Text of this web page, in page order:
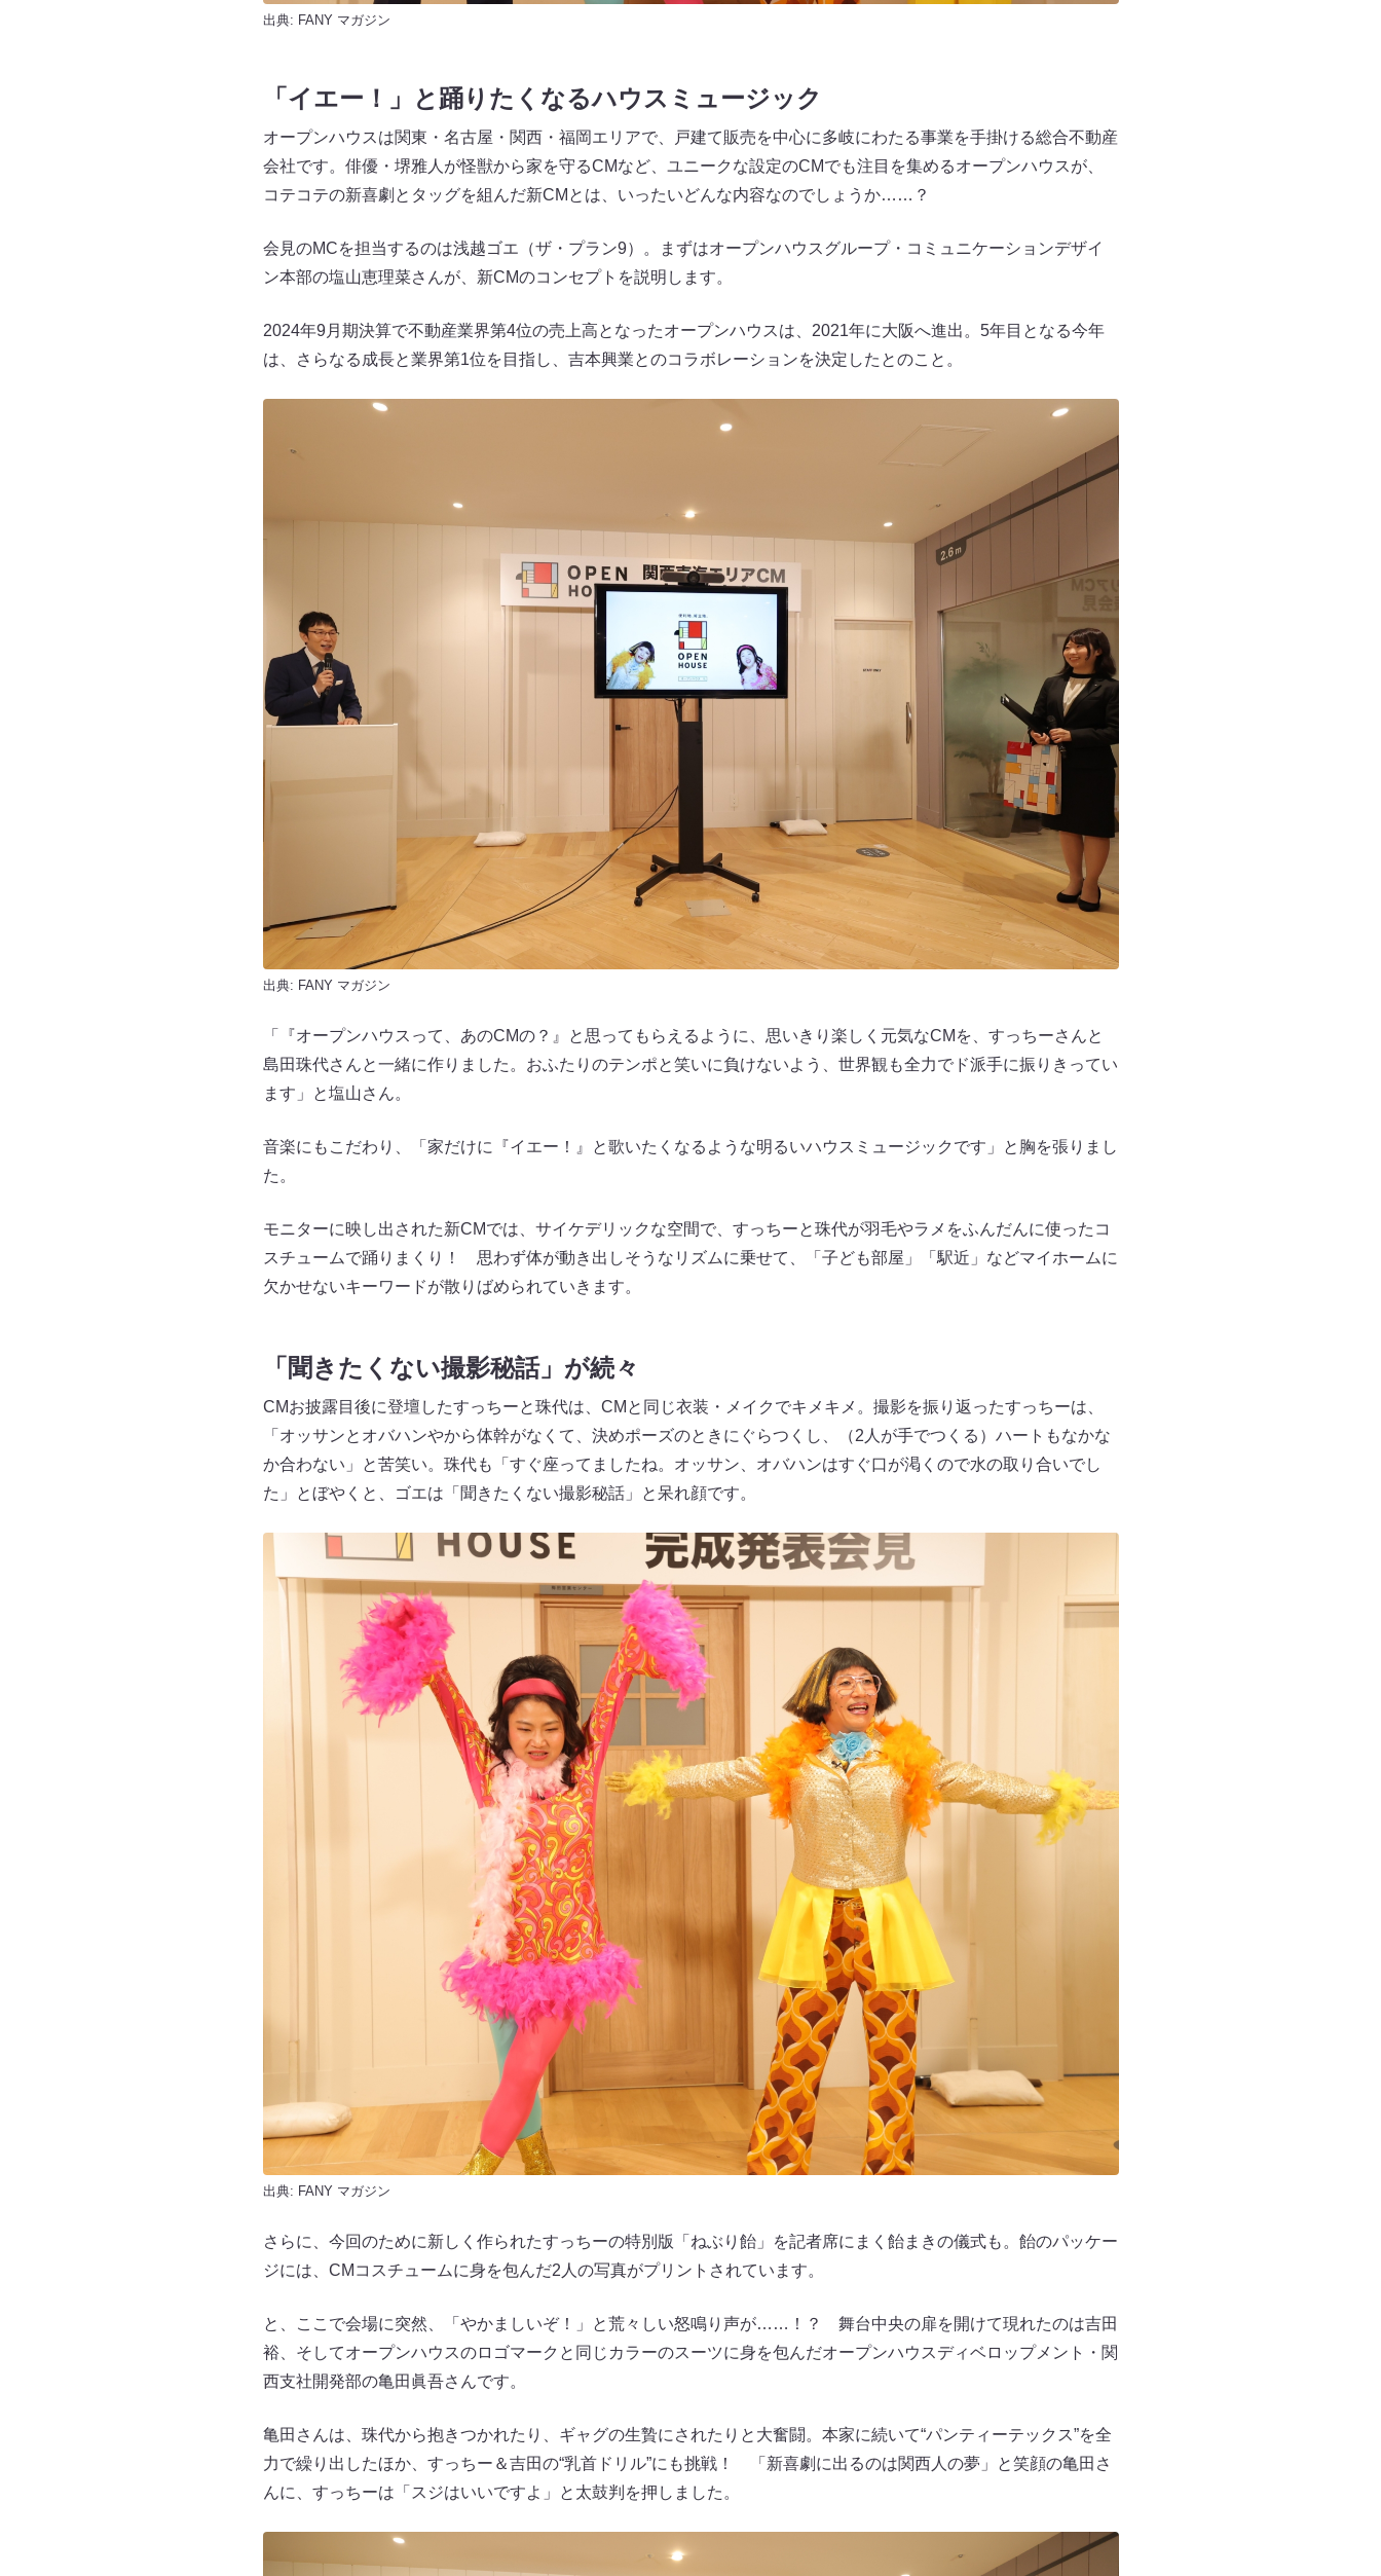
出典: FANY マガジン
「イエー！」と踊りたくなるハウスミュージック
オープンハウスは関東・名古屋・関西・福岡エリアで、戸建て販売を中心に多岐にわたる事業を手掛ける総合不動産
会社です。俳優・堺雅人が怪獣から家を守るCMなど、ユニークな設定のCMでも注目を集めるオープンハウスが、
コテコテの新喜劇とタッグを組んだ新CMとは、いったいどんな内容なのでしょうか……？
会見のMCを担当するのは浅越ゴエ（ザ・プラン9）。まずはオープンハウスグループ・コミュニケーションデザイ
ン本部の塩山恵理菜さんが、新CMのコンセプトを説明します。
2024年9月期決算で不動産業界第4位の売上高となったオープンハウスは、2021年に大阪へ進出。5年目となる今年
は、さらなる成長と業界第1位を目指し、吉本興業とのコラボレーションを決定したとのこと。
出典: FANY マガジン
「『オープンハウスって、あのCMの？』と思ってもらえるように、思いきり楽しく元気なCMを、すっちーさんと
島田珠代さんと一緒に作りました。おふたりのテンポと笑いに負けないよう、世界観も全力でド派手に振りきってい
ます」と塩山さん。
音楽にもこだわり、「家だけに『イエー！』と歌いたくなるような明るいハウスミュージックです」と胸を張りまし
た。
モニターに映し出された新CMでは、サイケデリックな空間で、すっちーと珠代が羽毛やラメをふんだんに使ったコ
スチュームで踊りまくり！ 思わず体が動き出しそうなリズムに乗せて、「子ども部屋」「駅近」などマイホームに
欠かせないキーワードが散りばめられていきます。
「聞きたくない撮影秘話」が続々
CMお披露目後に登壇したすっちーと珠代は、CMと同じ衣装・メイクでキメキメ。撮影を振り返ったすっちーは、
「オッサンとオバハンやから体幹がなくて、決めポーズのときにぐらつくし、（2人が手でつくる）ハートもなかな
か合わない」と苦笑い。珠代も「すぐ座ってましたね。オッサン、オバハンはすぐ口が渇くので水の取り合いでし
た」とぼやくと、ゴエは「聞きたくない撮影秘話」と呆れ顔です。
出典: FANY マガジン
さらに、今回のために新しく作られたすっちーの特別版「ねぶり飴」を記者席にまく飴まきの儀式も。飴のパッケー
ジには、CMコスチュームに身を包んだ2人の写真がプリントされています。
と、ここで会場に突然、「やかましいぞ！」と荒々しい怒鳴り声が……！？ 舞台中央の扉を開けて現れたのは吉田
裕、そしてオープンハウスのロゴマークと同じカラーのスーツに身を包んだオープンハウスディベロップメント・関
西支社開発部の亀田眞吾さんです。
亀田さんは、珠代から抱きつかれたり、ギャグの生贄にされたりと大奮闘。本家に続いて“パンティーテックス”を全
力で繰り出したほか、すっちー＆吉田の“乳首ドリル”にも挑戦！ 「新喜劇に出るのは関西人の夢」と笑顔の亀田さ
んに、すっちーは「スジはいいですよ」と太鼓判を押しました。